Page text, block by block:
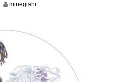
minegishi